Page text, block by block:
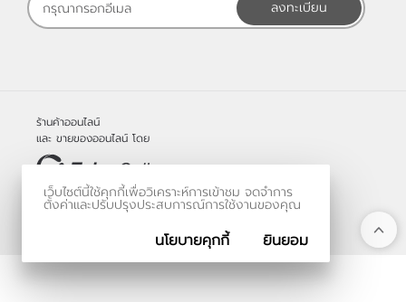
ลงทะเบียน
ร้านค้าออนไลน์
และ ขายของออนไลน์ โดย
© 2006-2026
Vevo Systems Co., Ltd.
เว็บไซต์นี้ใช้คุกกี้เพื่อวิเคราะห์การเข้าชม จดจำการ
ตั้งค่าและปรับปรุงประสบการณ์การใช้งานของคุณ
นโยบายคุกกี้ ยินยอม